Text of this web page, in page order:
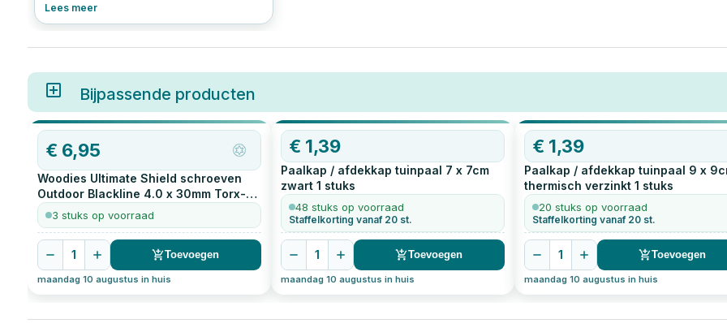
7x7, paalkapjes 9x9, of een afdekkap
praktische voordelen en dragen bij aan
Hieronder leest u waarom paalkapjes
verzinkt en andere varianten essentieel
zijn voor uw schutting.
Lees meer
Bijpassende producten
€ 6,95
Woodies Ultimate Shield schroeven
Outdoor Blackline 4.0 x 30mm Torx-20
200
stuks
3 stuks op voorraad
1 Toevoegen
maandag 10 augustus in huis
€ 1,39
Paalkap / afdekkap tuinpaal 7 x 7cm
zwart 1 stuks
48 stuks op voorraad
Staffelkorting vanaf 20 st.
1 Toevoegen
maandag 10 augustus in huis
OP=OP
€ 1,39
Paalkap / afdekkap tuinpaal 9 x
thermisch verzinkt 1 stuks
20 stuks op voorraad
Staffelkorting vanaf 20 st.
1 Toevoegen
maandag 10 augustus in huis